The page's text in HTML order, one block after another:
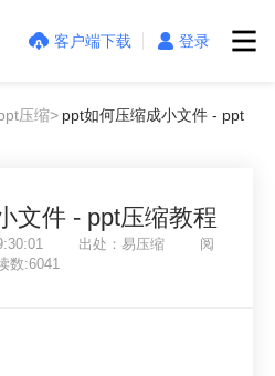
客户端下载 登录
压缩> ppt如何压缩成小文件 - ppt
文件 - ppt压缩教程
09:30:01 出处：易压缩 阅
数:6041